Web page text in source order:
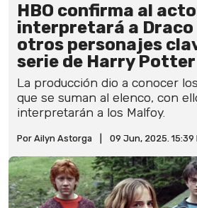
HBO confirma al
interpretará a Draco
otros personajes
serie de Harry Potter
La producción dio a conocer
que se suman al elenco, con
interpretarán a los Malfoy.
Por Ailyn Astorga 09 Jun, 2025. 15:39